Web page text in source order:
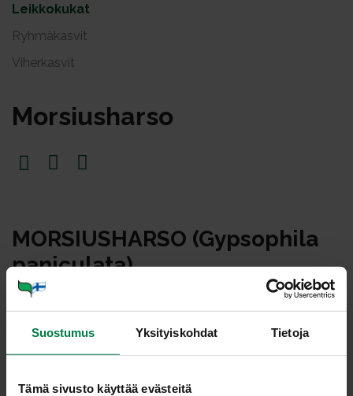
Suostumus Yksityiskohdat Tietoja
Tämä sivusto käyttää evästeitä
Leikkokukat
Ryhmäkasvit
Viherkasvit
Morsiusharso
MORSIUSHARSO (Gypsophila
paniculata)
alueelta ja Itä-Euroopasta. Nykyisin harsokukkaa
koko vuoden ajan.